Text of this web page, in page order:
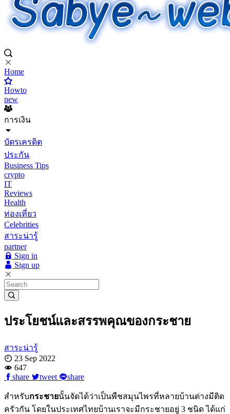
Home
Howto
new
การเงิน
บัตรเครดิต
ประกัน
Business Tips
crypto
IT
Reviews
Health
ท่องเที่ยว
Celebrities
สาระน่ารู้
partner
Sign in
Sign up
ประโยชน์และสรรพคุณของกระชาย
สาระน่ารู้
23 Sep 2022
647
share
tweet share
สำหรับกระชายนั้นจัดได้ว่าเป็นพืชสมุนไพรที่หลายบ้านต่างมีติด
ครัวกัน โดยในประเทศไทยบ้านเราจะมีกระชายอยู่ 3 ชนิด ได้แก่